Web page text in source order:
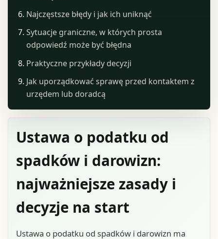
Ustawa o podatku od
spadków i darowizn:
najważniejsze zasady i
decyzje na start
Ustawa o podatku od spadków i darowizn ma
Najczęstsze błędy i jak ich uniknąć
Sytuacje graniczne, w których prosta
odpowiedź może być błędna
Praktyczne przykłady decyzji
Jak uporządkować sprawę przed kontaktem z
urzędem lub doradcą